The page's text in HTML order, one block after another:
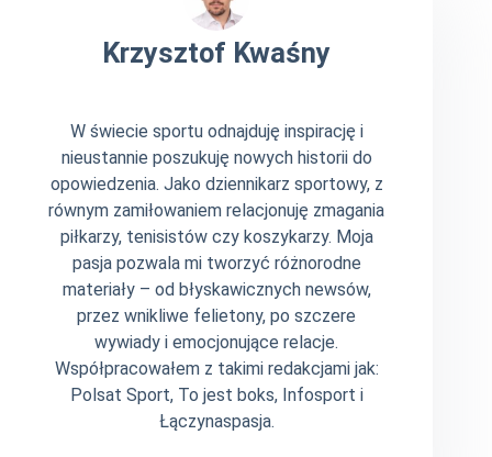
Krzysztof Kwaśny
W świecie sportu odnajduję inspirację i
nieustannie poszukuję nowych historii do
opowiedzenia. Jako dziennikarz sportowy, z
równym zamiłowaniem relacjonuję zmagania
piłkarzy, tenisistów czy koszykarzy. Moja
pasja pozwala mi tworzyć różnorodne
materiały – od błyskawicznych newsów,
przez wnikliwe felietony, po szczere
wywiady i emocjonujące relacje.
Współpracowałem z takimi redakcjami jak:
Polsat Sport, To jest boks, Infosport i
Łączynaspasja.